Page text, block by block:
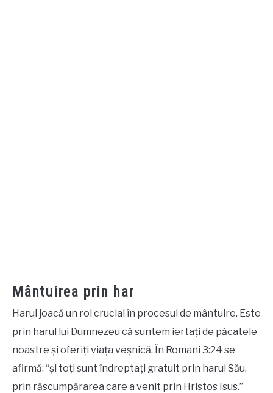
Mântuirea prin har
Harul joacă un rol crucial în procesul de mântuire. Este
prin harul lui Dumnezeu că suntem iertați de păcatele
noastre și oferiți viața veșnică. În Romani 3:24 se
afirmă: “și toți sunt îndreptați gratuit prin harul Său,
prin răscumpărarea care a venit prin Hristos Isus.”